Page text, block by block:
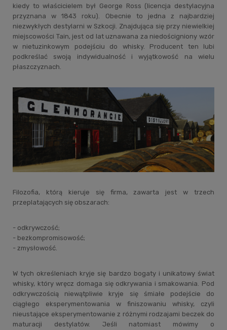
kiedy to właścicielem był George Ross (licencja destylacyjna
przyznana w 1843 roku). Obecnie to jedna z najbardziej
niezwykłych destylarni w Szkocji. Znajdująca się przy niewielkiej
miejscowości Tain, jest od lat uznawana za niedościgniony wzór
w nietuzinkowym podejściu do whisky. Producent ten lubi
podkreślać swoją indywidualność i wyjątkowość na wielu
płaszczyznach.
Filozofia, którą kieruje się firma, zawarta jest w trzech
przeplatających się obszarach:
- odkrywczość;
- bezkompromisowość;
- zmysłowość.
W tych określeniach kryje się bardzo bogaty i unikatowy świat
whisky, który wręcz domaga się odkrywania i smakowania. Pod
odkrywczością niewątpliwie kryje się śmiałe podejście do
ciągłego eksperymentowania w finiszowaniu whisky, czyli
nieustające eksperymentowanie z różnymi rodzajami beczek do
maturacji destylatów. Jeśli natomiast mówimy o